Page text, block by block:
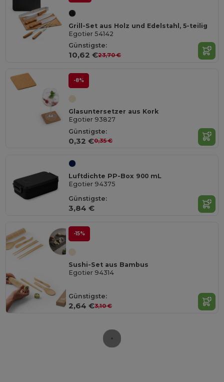
Grill-Set aus Holz und Edelstahl, 5-teilig
Egotier 54142
Günstigste:
10,62 €23,70 €
-8%
Glasuntersetzer aus Kork
Egotier 93827
Günstigste:
0,32 €0,35 €
Luftdichte PP-Box 900 mL
Egotier 94375
Günstigste:
3,84 €
-15%
Sushi-Set aus Bambus
Egotier 94314
Günstigste:
2,64 €3,10 €